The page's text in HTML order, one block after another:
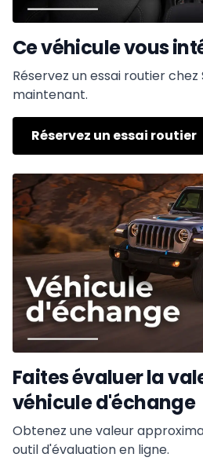
Ce véhicule vous
Réservez un essai routier
maintenant.
Réservez un essai routier
Faites évaluer la
véhicule d'échange
Obtenez une valeur
outil d'évaluation en ligne.